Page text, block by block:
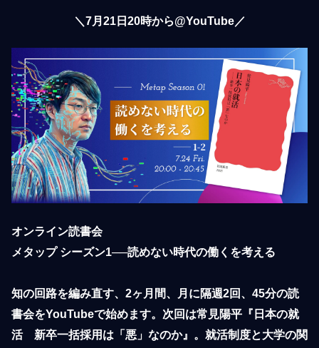
＼7月21日20時から@YouTube／
オンライン読書会
メタップ シーズン1──読めない時代の働くを考える
知の回路を編み直す、2ヶ月間、月に隔週2回、45分の読
書会をYouTubeで始めます。次回は常見陽平『日本の就
活　新卒一括採用は「悪」なのか』。就活制度と大学の関